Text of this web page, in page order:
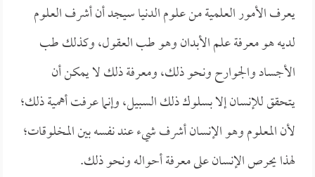
يعرف الأمور العلمية من علوم الدنيا سيجد أن أشرف العلوم
لديه هو معرفة علم الأبدان وهو طب العقول، وكذلك طب
الأجساد والجوارح ونحو ذلك، ومعرفة ذلك لا يمكن أن
يتحقق للإنسان إلا بسلوك ذلك السبيل، وإنما عرفت أهمية ذلك؛
لأن المعلوم وهو الإنسان أشرف شيء عند نفسه بين المخلوقات؛
لهذا يحرص الإنسان على معرفة أحواله ونحو ذلك.